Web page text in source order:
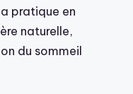
pratique en
naturelle,
du sommeil